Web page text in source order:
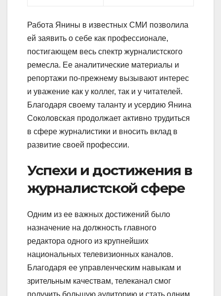
Работа Янины в известных СМИ позволила
ей заявить о себе как профессионале,
постигающем весь спектр журналистского
ремесла. Ее аналитические материалы и
репортажи по-прежнему вызывают интерес
и уважение как у коллег, так и у читателей.
Благодаря своему таланту и усердию Янина
Соколовская продолжает активно трудиться
в сфере журналистики и вносить вклад в
развитие своей профессии.
Успехи и достижения в
журналистской сфере
Одним из ее важных достижений было
назначение на должность главного
редактора одного из крупнейших
национальных телевизионных каналов.
Благодаря ее управленческим навыкам и
зрительным качествам, телеканал смог